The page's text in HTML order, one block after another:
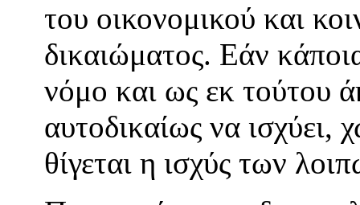
του οικονομικού και
δικαιώματος. Εάν
νόμο και ως εκ τούτου
αυτοδικαίως να ισχύει,
θίγεται η ισχύς των